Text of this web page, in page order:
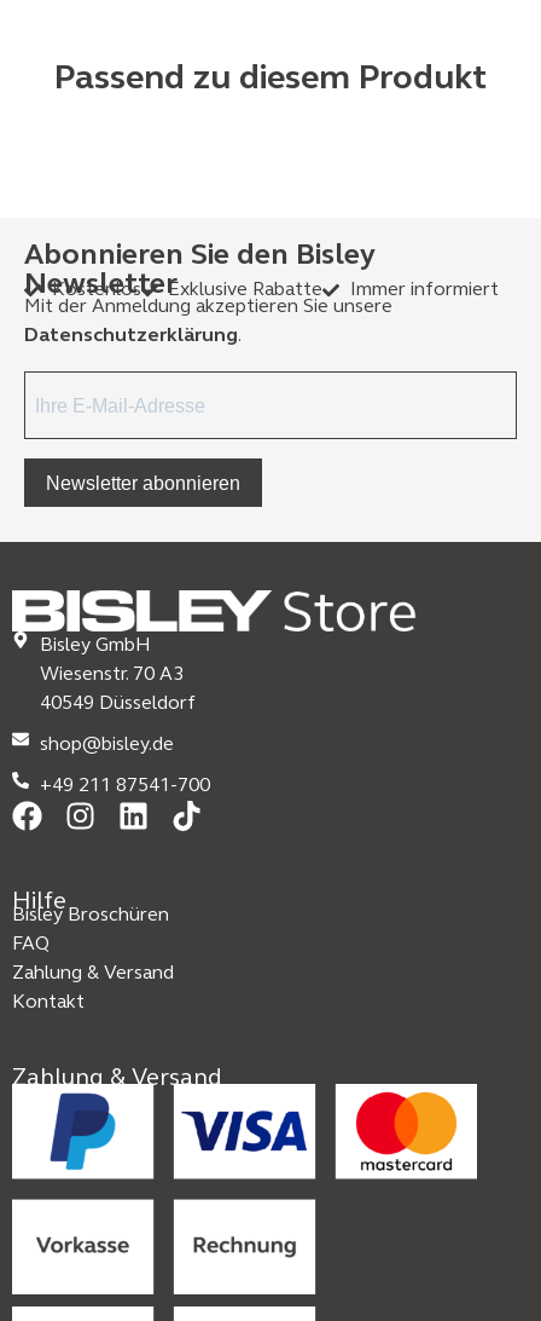
Passend zu diesem Produkt
Abonnieren Sie den Bisley
Newsletter
Kostenlos Exklusive Rabatte
Immer informiert
Mit der Anmeldung akzeptieren Sie unsere
Datenschutzerklärung.
Newsletter abonnieren
Bisley GmbH
Wiesenstr. 70 A3
40549 Düsseldorf
shop@bisley.de
+49 211 87541-700
Hilfe
Bisley Broschüren
FAQ
Zahlung & Versand
Kontakt
Zahlung & Versand